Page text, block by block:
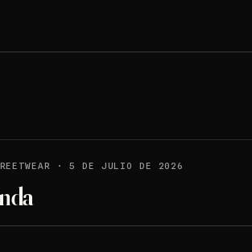
·5 DE JULIO DE 2026